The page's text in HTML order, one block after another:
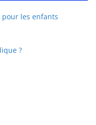
pour les enfants
?